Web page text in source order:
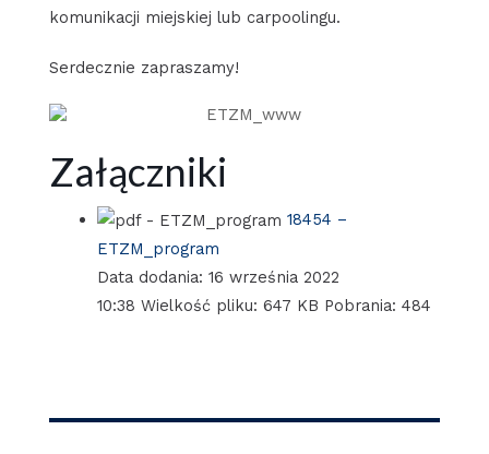
komunikacji miejskiej lub carpoolingu.
Serdecznie zapraszamy!
Załączniki
18454 –
ETZM_program
Data dodania: 16 września 2022
10:38 Wielkość pliku: 647 KB Pobrania: 484